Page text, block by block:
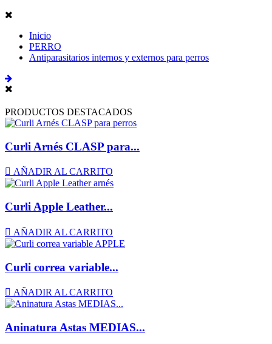
Inicio
PERRO
Antiparasitarios internos y externos para perros
PRODUCTOS DESTACADOS
Curli Arnés CLASP para...
 AÑADIR AL CARRITO
Curli Apple Leather...
 AÑADIR AL CARRITO
Curli correa variable...
 AÑADIR AL CARRITO
Aninatura Astas MEDIAS...